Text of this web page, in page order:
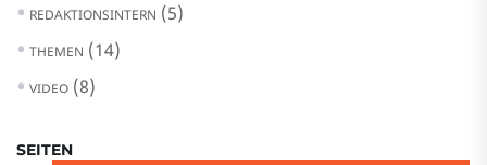
REDAKTIONSINTERN (5)
THEMEN (14)
VIDEO (8)
SEITEN